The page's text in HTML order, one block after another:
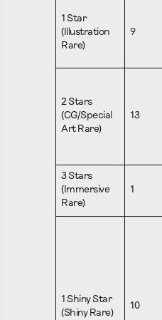
1 Star
(Illustration
Rare)
9
2 Stars
(CG/Special
Art Rare)
13
3 Stars
(Immersive
Rare)
1
1 Shiny Star
(Shiny Rare)
10